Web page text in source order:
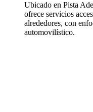
Ubicado en Pista
ofrece servicios
alrededores, con
automovilístico.